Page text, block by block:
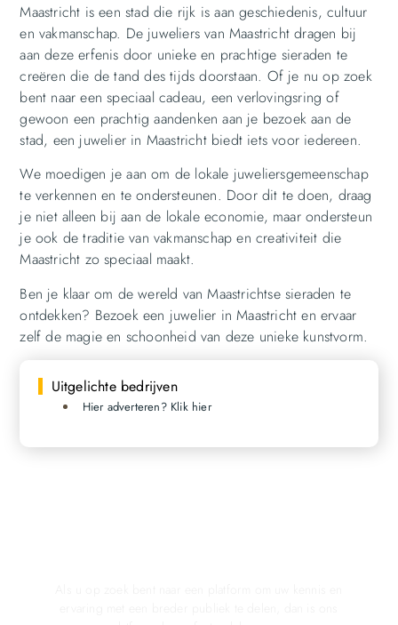
Maastricht is een stad die rijk is aan geschiedenis, cultuur
en vakmanschap. De juweliers van Maastricht dragen bij
aan deze erfenis door unieke en prachtige sieraden te
creëren die de tand des tijds doorstaan. Of je nu op zoek
bent naar een speciaal cadeau, een verlovingsring of
gewoon een prachtig aandenken aan je bezoek aan de
stad, een juwelier in Maastricht biedt iets voor iedereen.
We moedigen je aan om de lokale juweliersgemeenschap
te verkennen en te ondersteunen. Door dit te doen, draag
je niet alleen bij aan de lokale economie, maar ondersteun
je ook de traditie van vakmanschap en creativiteit die
Maastricht zo speciaal maakt.
Ben je klaar om de wereld van Maastrichtse sieraden te
ontdekken? Bezoek een juwelier in Maastricht en ervaar
zelf de magie en schoonheid van deze unieke kunstvorm.
Uitgelichte bedrijven
Hier adverteren? Klik hier